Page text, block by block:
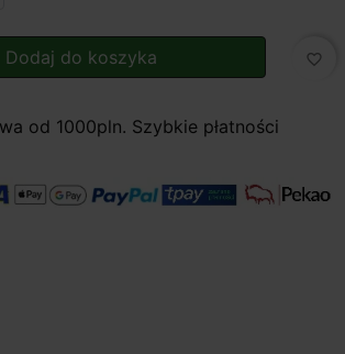
Dodaj do koszyka favorite_border
od 1000pln. Szybkie płatności